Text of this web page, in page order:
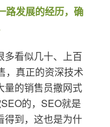
路发展的经历，确
多看似几十、上百
，真正的资深技术
量的销售员撒网式
的，SEO就是
得到，这也是为什